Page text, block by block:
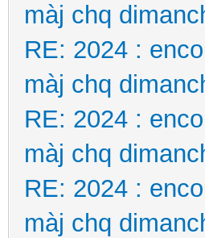
màj chq
RE: 2024 :
màj chq
RE: 2024 :
màj chq
RE: 2024 :
màj chq